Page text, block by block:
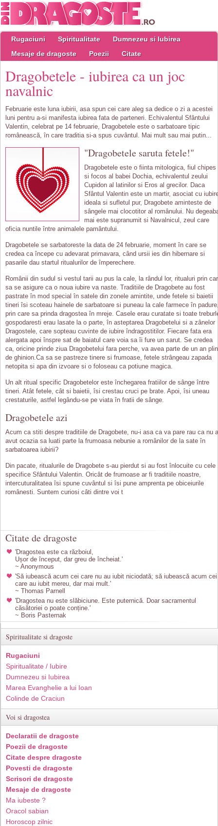
Rugaciuni Spiritualitate
Dumnezeu si Iubirea
Mesaje de dragoste
Poezii Citate
Dragobetele - iubirea ca un joc
navalnic
Februarie este luna iubirii, asa spun cei care aleg sa dedice o zi a acestei
luni pentru a-si manifesta iubirea fata de parteneri. Echivalentul Sfântului
Valentin, celebrat pe 14 februarie, Dragobetele este o sarbatoare tipic
românească, în care traditia si-a spus cuvântul. Mai mult sau mai putin...
"Dragobetele saruta fetele!"
Dragobetele este o fiinta mitologica, fiul chipes
si focos al babei Dochia, echivalentul zeului
Cupidon al latinilor si Eros al grecilor. Daca
Sfântul Valentin este un martir, asociat cu
ideala si sufletul pur, Dragobete aminteste de
sângele mai clocotitor al românului. Nu
mai este supranumit si Navalnicul, zeul care
oficia nuntile între animalele pamântului.
Dragobetele se sarbatoreste la data de 24 februarie, moment în care se
credea ca începe cu adevarat primavara, când ursii ies din hibernare si
pasarile dau startul ritualurilor de împerechere.
Românii din sudul si vestul tarii au pus la cale, la rândul lor, ritualuri prin
sa se asigure ca o noua iubire va naste. Traditiile de Dragobete au fost
pastrate în mod special în satele din zonele amintite, unde fetele si baietii
tineri îsi scoteau hainele de sarbatoare si puneau la cale farmece în
prin care sa prinda dragostea în mreje. Casele erau curatate si toate
gospodaresti erau lasate la o parte, în asteptarea Dragobetelui si a zânelor
Dragostele, care sopteau cuvinte de iubire îndragostitilor. Fiecare fata era
alergata apoi înspre sat de baiatul care voia sa îi fure un sarut. Se credea
ca, oricine prinde ziua Dragobetelui fara perche, va avea parte de un an plin
de ghinion.Ca sa se pastreze tinere si frumoase, fetele strângeau zapada
netopita si apa din izvoare si o foloseau ca potiune magica.
Un alt ritual specific Dragobetelor este închegarea fratiilor de sânge între
tineri. Atât fetele, cât si baietii, îsi crestau cruci pe brate. Apoi, îsi uneau
crestaturile, astfel legându-se pe viata în fratii de sânge.
Dragobetele azi
Acum ca stiti despre traditiile de Dragobete, nu-i asa ca va pare rau ca nu
avut ocazia sa luati parte la frumoasa nebunie a românilor de la sate în
sarbatoarea iubirii?
Din pacate, ritualurile de Dragobete s-au pierdut si au fost înlocuite cu cele
specifice Sfântului Valentin. Oricât de frumoase ar fi traditiile noastre,
intercuturalitatea îsi spune cuvântul si îsi pune amprenta pe obiceiurile
românesti. Suntem curiosi câti dintre voi t
Citate de dragoste
'Dragostea este ca războiul,
Ușor de început, dar greu de încheiat.'
~ Anonymous
'Să iubească acum cei care nu au iubit niciodată; să iubească acum cei
care au iubit mereu, dar mai mult.'
~ Thomas Parnell
'Dragostea nu este slăbiciune. Este puternică. Doar sacramentul
căsătoriei o poate conține.'
~ Boris Pasternak
Spiritualitate si dragoste
Rugaciuni
Spiritualitate / Iubire
Dumnezeu si Iubirea
Marea Evanghelie a lui Ioan
Colinde de Craciun
Voi si dragostea
Declaratii de dragoste
Poezii de dragoste
Citate despre dragoste
Povesti de dragoste
Scrisori de dragoste
Mesaje de dragoste
Ma iubeste ?
Oracol sabian
Horoscop zilnic